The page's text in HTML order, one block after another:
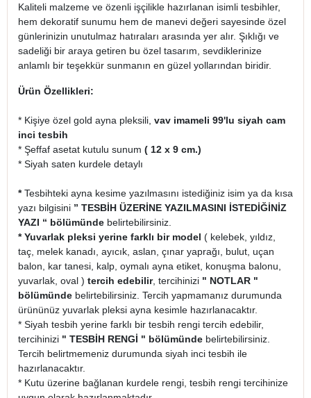
Kaliteli malzeme ve özenli işçilikle hazırlanan isimli tesbihler,
hem dekoratif sunumu hem de manevi değeri sayesinde özel
günlerinizin unutulmaz hatıraları arasında yer alır. Şıklığı ve
sadeliği bir araya getiren bu özel tasarım, sevdiklerinize
anlamlı bir teşekkür sunmanın en güzel yollarından biridir.
Ürün Özellikleri:
* Kişiye özel gold ayna pleksili, vav imameli 99'lu siyah cam
inci tesbih
* Şeffaf asetat kutulu sunum ( 12 x 9 cm.)
* Siyah saten kurdele detaylı
*Tesbihteki ayna kesime yazılmasını istediğiniz isim ya da kısa
yazı bilgisini ” TESBİH ÜZERİNE YAZILMASINI İSTEDİĞİNİZ
YAZI “ bölümünde belirtebilirsiniz.
* Yuvarlak pleksi yerine farklı bir model ( kelebek, yıldız,
taç, melek kanadı, ayıcık, aslan, çınar yaprağı, bulut, uçan
balon, kar tanesi, kalp, oymalı ayna etiket, konuşma balonu,
yuvarlak, oval ) tercih edebilir, tercihinizi " NOTLAR "
bölümünde belirtebilirsiniz. Tercih yapmamanız durumunda
ürününüz yuvarlak pleksi ayna kesimle hazırlanacaktır.
* Siyah tesbih yerine farklı bir tesbih rengi tercih edebilir,
tercihinizi " TESBİH RENGİ " bölümünde belirtebilirsiniz.
Tercih belirtmemeniz durumunda siyah inci tesbih ile
hazırlanacaktır.
* Kutu üzerine bağlanan kurdele rengi, tesbih rengi tercihinize